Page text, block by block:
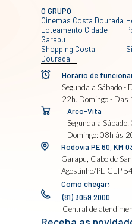
O GRUPO
Cinemas Costa Dourada
Loteamento Cidade
Garapu
Shopping Costa
Dourada
Horário de
Segunda a Sábado -
22h. Domingo - Das
Arco-Vita
Segunda a
Domingo: 08h às
Rodovia PE 60, KM
Garapu, Cabo de
Agostinho/PE CEP
Como chegar
(81) 3059.2000
Central de